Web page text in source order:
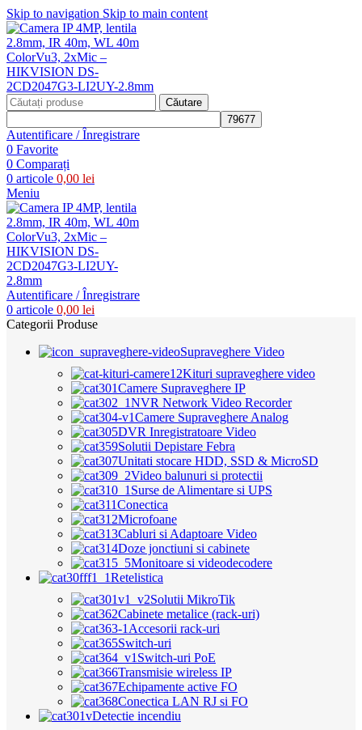
Skip to navigation Skip to main content
Căutare
Autentificare / Înregistrare
0 Favorite
0 Comparați
0 articole 0,00 lei
Meniu
Autentificare / Înregistrare
0 articole 0,00 lei
Categorii Produse
Supraveghere Video
Kituri supraveghere video
Camere Supraveghere IP
NVR Network Video Recorder
Camere Supraveghere Analog
DVR Inregistratoare Video
Solutii Depistare Febra
Unitati stocare HDD, SSD & MicroSD
Video balunuri si protectii
Surse de Alimentare si UPS
Conectica
Microfoane
Cabluri si Adaptoare Video
Doze jonctiuni si cabinete
Monitoare si videodecodere
Retelistica
Solutii MikroTik
Cabinete metalice (rack-uri)
Accesorii rack-uri
Switch-uri
Switch-uri PoE
Transmisie wireless IP
Echipamente active FO
Conectica LAN RJ si FO
Detectie incendiu